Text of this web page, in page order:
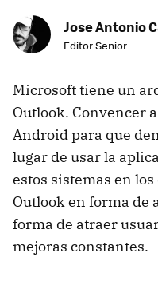
Jose Antonio
Editor Senior
Microsoft tiene un
Outlook. Convencer
Android para que
lugar de usar la
estos sistemas en
Outlook en forma de
forma de atraer
mejoras constantes.